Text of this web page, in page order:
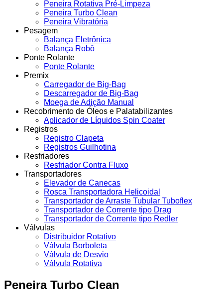
Peneira Rotativa Pré-Limpeza
Peneira Turbo Clean
Peneira Vibratória
Pesagem
Balança Eletrônica
Balança Robô
Ponte Rolante
Ponte Rolante
Premix
Carregador de Big-Bag
Descarregador de Big-Bag
Moega de Adição Manual
Recobrimento de Óleos e Palatabilizantes
Aplicador de Líquidos Spin Coater
Registros
Registro Clapeta
Registros Guilhotina
Resfriadores
Resfriador Contra Fluxo
Transportadores
Elevador de Canecas
Rosca Transportadora Helicoidal
Transportador de Arraste Tubular Tuboflex
Transportador de Corrente tipo Drag
Transportador de Corrente tipo Redler
Válvulas
Distribuidor Rotativo
Válvula Borboleta
Válvula de Desvio
Válvula Rotativa
Peneira Turbo Clean